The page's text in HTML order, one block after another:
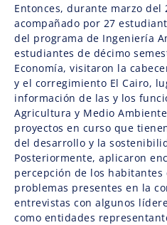
Entonces, durante marzo del
acompañado por 27
del programa de Ingeniería
estudiantes de décimo
Economía, visitaron la
y el corregimiento El Cairo,
información de las y los
Agricultura y Medio
proyectos en curso que
del desarrollo y la
Posteriormente, aplicaron
percepción de los habitantes
problemas presentes en la
entrevistas con algunos
como entidades